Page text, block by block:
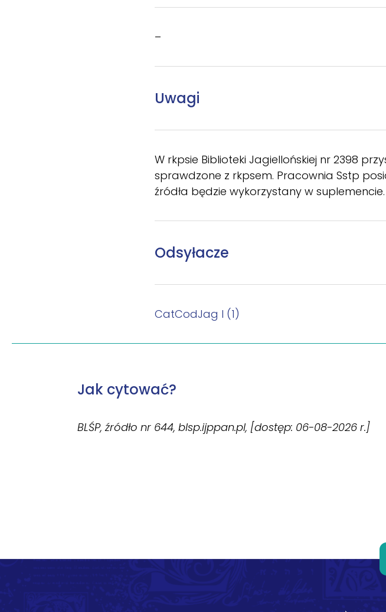
–
Uwagi
W rkpsie Biblioteki Jagiellońskiej nr 2398
sprawdzone z rkpsem. Pracownia Sstp
źródła będzie wykorzystany w suplemencie.
Odsyłacze
CatCodJag I (1)
Jak cytować?
BLŚP, źródło nr 644, blsp.ijppan.pl, [dostęp: 06-08-2026 r.]